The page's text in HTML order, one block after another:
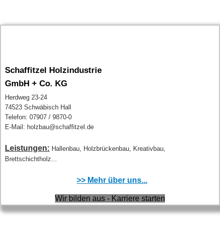
Schaffitzel Holzindustrie
GmbH + Co. KG
Herdweg 23-24
74523 Schwäbisch Hall
Telefon: 07907 / 9870-0
E-Mail: holzbau@schaffitzel.de
Leistungen: Hallenbau, Holzbrückenbau, Kreativbau,
Brettschichtholz...
>> Mehr über uns...
Wir bilden aus - Karriere starten